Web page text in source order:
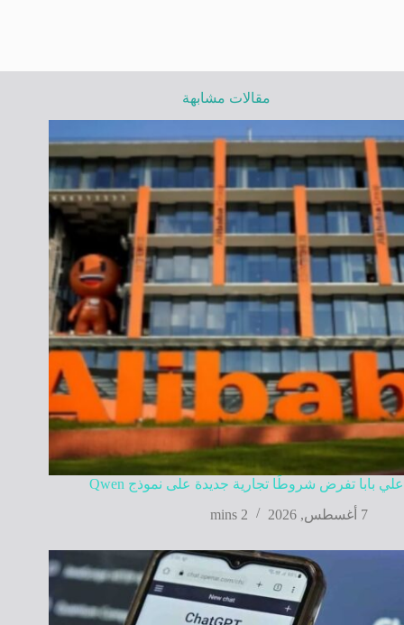
مقالات مشابهة
علي بابا تفرض شروطًا تجارية جديدة على نموذج Qwen
7 أغسطس, 2026
2 mins